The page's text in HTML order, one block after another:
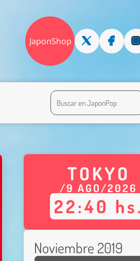
JaponShop
TOKYO
/9 AGO/2026
22:40 hs.
Noviembre 2019